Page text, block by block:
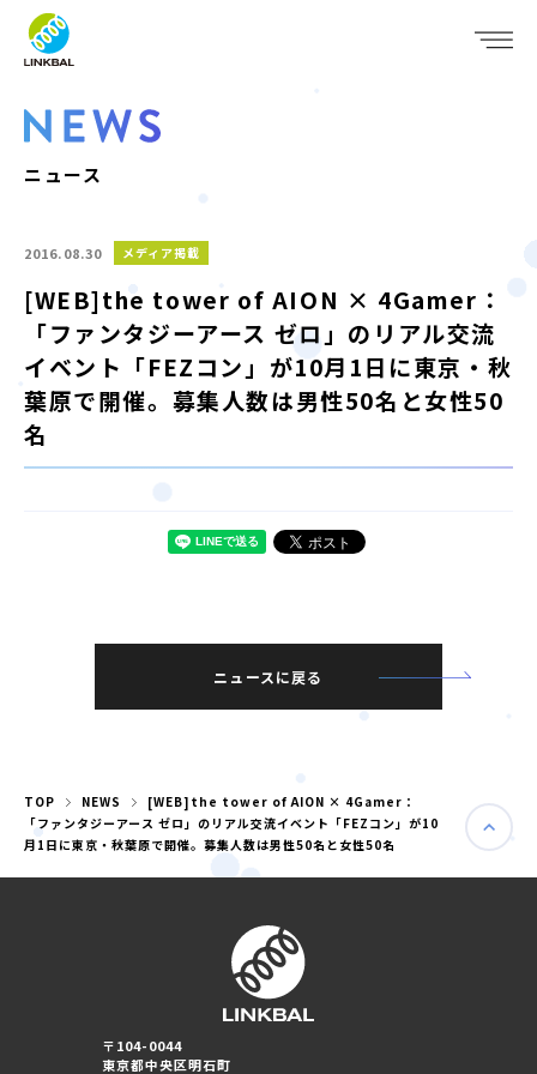
WHO WE ARE
SERVICE
IR
RECRUIT
NEWS
CONTACT
婚活パーティー（東京）
婚活パーティー（大阪）
JP
ニュース
2016.08.30 メディア掲載
[WEB]the tower of AION × 4Gamer：
「ファンタジーアース ゼロ」のリアル交流
イベント「FEZコン」が10月1日に東京・秋
葉原で開催。募集人数は男性50名と女性50
名
ニュースに戻る
TOP NEWS
[WEB]the tower of AION × 4Gamer：
「ファンタジーアース ゼロ」のリアル交流イベント「FEZコン」が10
月1日に東京・秋葉原で開催。募集人数は男性50名と女性50名
〒104-0044
東京都中央区明石町